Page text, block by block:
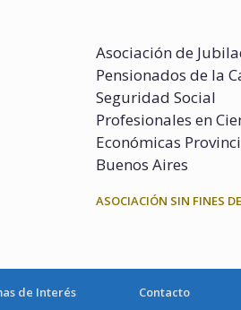
Asociación de
Pensionados de la
Seguridad Social
Profesionales en
Económicas
Buenos Aires
ASOCIACIÓN SIN FINES
de Interés Contacto